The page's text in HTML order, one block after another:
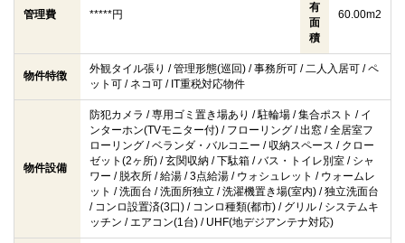
管理費 *****円
有
面
積
60.00m2
物件特徴
外観タイル張り / 管理形態(巡回) / 事務所可 / 二人入居可 / ペ
ット可 / ネコ可 / IT重税対応物件
物件設備
防犯カメラ / 専用ゴミ置き場あり / 駐輪場 / 集合ポスト / イ
ンターホン(TVモニター付) / フローリング / 出窓 / 全居室フ
ローリング / ベランダ・バルコニー / 収納スペース / クロー
ゼット(2ヶ所) / 玄関収納 / 下駄箱 / バス・トイレ別室 / シャ
ワー / 脱衣所 / 給湯 / 3点給湯 / ウォシュレット / ウォームレ
ット / 洗面台 / 洗面所独立 / 洗濯機置き場(室内) / 独立洗面台
/ コンロ設置済(3口) / コンロ種類(都市) / グリル / システムキ
ッチン / エアコン(1台) / UHF(地デジアンテナ対応)